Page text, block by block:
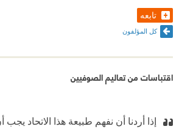
تابعه
كل المؤلفون
اقتباسات من تعاليم الصوفيين
إذا أردنا أن نفهم طبيعة هذا الاتحاد